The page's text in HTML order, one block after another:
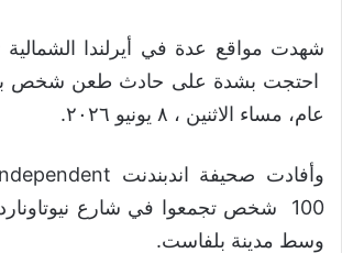
شهدت مواقع عدة في أيرلندا الشمالية
احتجت بشدة على حادث طعن شخص
عام، مساء الاثنين ، ٨ يونيو ٢٠٢٦.
100 شخص تجمعوا في شارع
وسط مدينة بلفاست.